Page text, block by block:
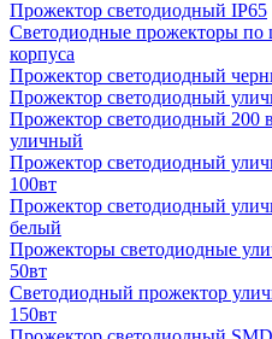
Прожектор светодиодный IP65
Светодиодные прожекторы по
корпуса
Прожектор светодиодный
Прожектор светодиодный
Прожектор светодиодный 200
уличный
Прожектор светодиодный
100вт
Прожектор светодиодный
белый
Прожекторы светодиодные
50вт
Светодиодный прожектор
150вт